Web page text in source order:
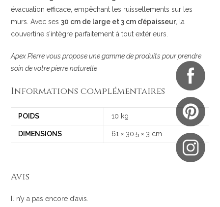
évacuation efficace, empêchant les ruissellements sur les
murs. Avec ses30 cm de large et 3 cm d’épaisseur, la
couvertine s’intègre parfaitement à tout extérieurs.
Apex Pierre vous propose une gamme de produits pour prendre
soin de votre pierre naturelle
Informations complémentaires
POIDS 10 kg
DIMENSIONS 61 × 30.5 × 3 cm
Avis
Il n’y a pas encore d’avis.